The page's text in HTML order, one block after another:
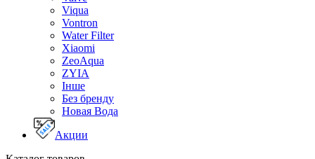
Viqua
Vontron
Water Filter
Xiaomi
ZeoAqua
ZYIA
Інше
Без бренду
Новая Вода
Акции